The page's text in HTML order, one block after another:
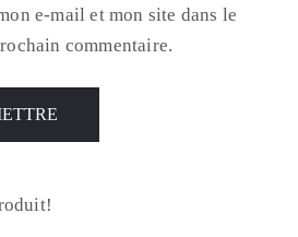
e-mail et mon site dans le
commentaire.